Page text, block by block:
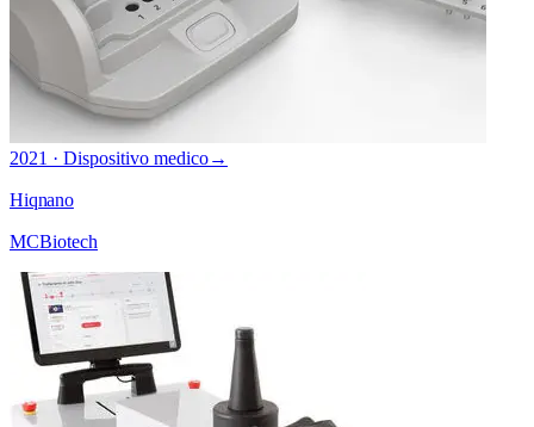
2021 · Dispositivo medico→
Hiqnano
MCBiotech